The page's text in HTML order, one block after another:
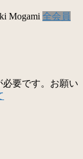
Mogami 全会員
要です。お願い